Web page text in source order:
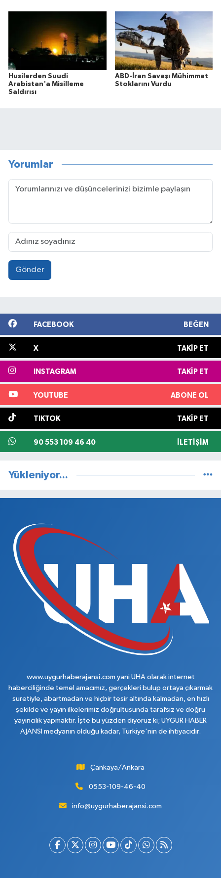
Husilerden Suudi
Arabistan'a Misilleme
Saldırısı
ABD-İran Savaşı Mühimmat
Stoklarını Vurdu
Yorumlar
Gönder
FACEBOOK BEĞEN
X TAKIP ET
INSTAGRAM TAKIP ET
YOUTUBE ABONE OL
TIKTOK TAKIP ET
90 553 109 46 40 İLETIŞIM
Yükleniyor...
www.uygurhaberajansi.com yani UHA olarak internet
haberciliğinde temel amacımız, gerçekleri bulup ortaya çıkarmak
suretiyle, abartmadan ve hiçbir tesir altında kalmadan, en hızlı
şekilde ve yayın ilkelerimiz doğrultusunda tarafsız ve doğru
yayıncılık yapmaktır. İşte bu yüzden diyoruz ki; UYGUR HABER
AJANSI medyanın olduğu kadar, Türkiye'nin de ihtiyacıdır.
Çankaya/Ankara
0553-109-46-40
info@uygurhaberajansi.com